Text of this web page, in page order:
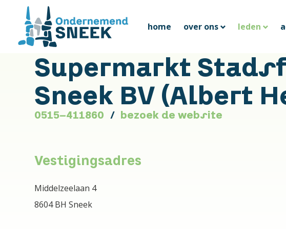
home over ons leden
Supermarkt
Sneek BV (Albert
0515-411860 bezoek de website
Vestigingsadres
Middelzeelaan 4
8604 BH Sneek